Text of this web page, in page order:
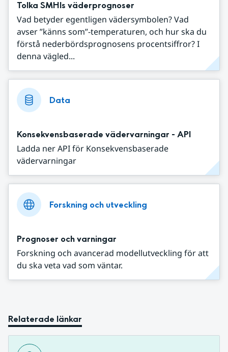
Tolka SMHIs väderprognoser
Vad betyder egentligen vädersymbolen? Vad
avser ”känns som”-temperaturen, och hur ska du
förstå nederbördsprognosens procentsiffror? I
denna vägled...
Data
Konsekvensbaserade vädervarningar - API
Ladda ner API för Konsekvensbaserade
vädervarningar
Forskning och utveckling
Prognoser och varningar
Forskning och avancerad modellutveckling för att
du ska veta vad som väntar.
Relaterade länkar